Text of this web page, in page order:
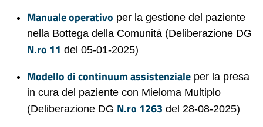
Manuale operativo per la gestione del paziente
nella Bottega della Comunità (Deliberazione DG
N.ro 11 del 05-01-2025)
Modello di continuum assistenziale per la presa
in cura del paziente con Mieloma Multiplo
(Deliberazione DG N.ro 1263 del 28-08-2025)